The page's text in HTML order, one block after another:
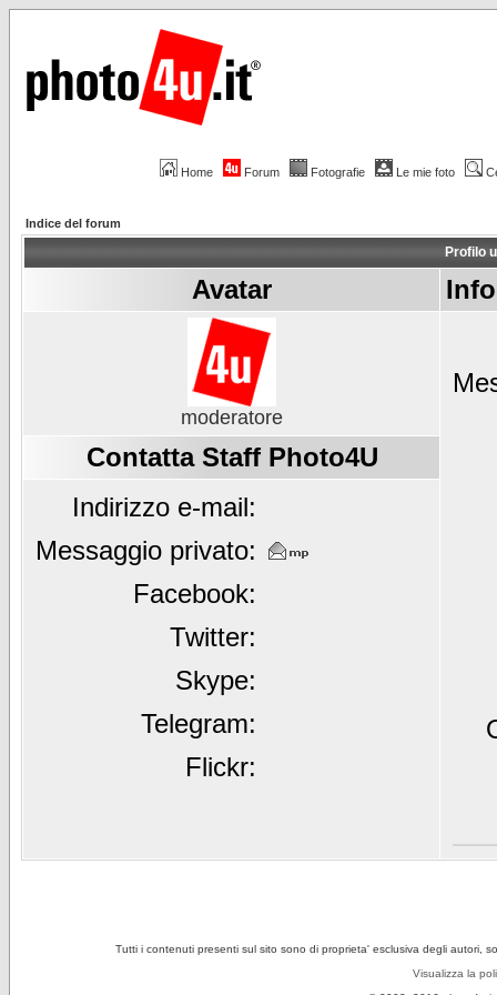
Home Forum Fotografie Le mie foto
Indice del forum
Profilo
Avatar
moderatore
Contatta Staff Photo4U
Indirizzo e-mail:
Messaggio privato:
Facebook:
Twitter:
Skype:
Telegram:
Flickr:
Tutti i contenuti presenti sul sito sono di proprieta' esclusiva degli autori,
Visualizza la